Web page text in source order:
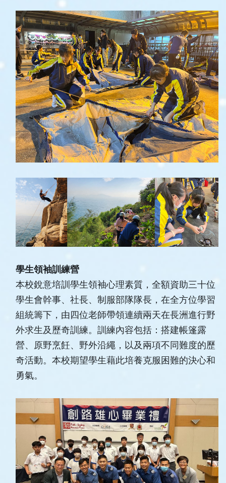
學生領袖訓練營
本校銳意培訓學生領袖心理素質，全額資助三十位
學生會幹事、社長、制服部隊隊長，在全方位學習
組統籌下，由四位老師帶領連續兩天在長洲進行野
外求生及歷奇訓練。訓練內容包括：搭建帳篷露
營、原野烹飪、野外沿繩，以及兩項不同難度的歷
奇活動。本校期望學生藉此培養克服困難的決心和
勇氣。